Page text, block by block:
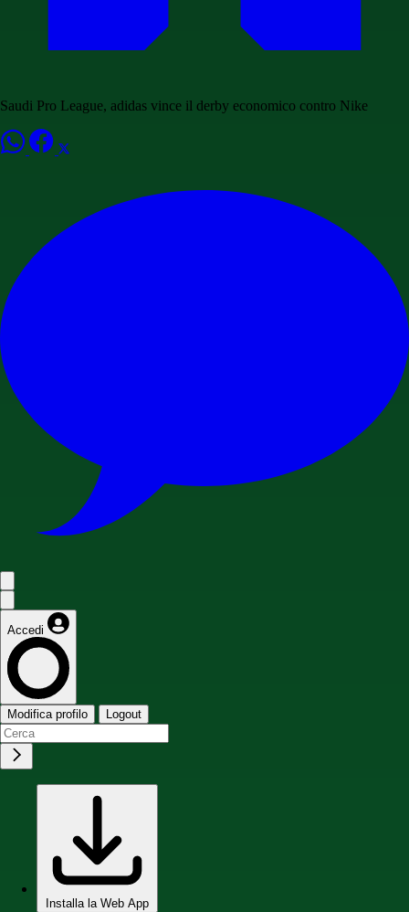
Saudi Pro League, adidas vince il derby economico contro Nike
Accedi
Modifica profilo Logout
Installa la Web App